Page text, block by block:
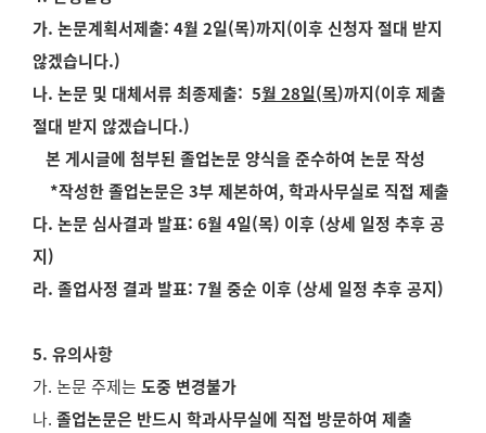
가. 논문계획서제출: 4월 2일(목)까지(이후 신청자 절대 받지
않겠습니다.)
나. 논문 및 대체서류 최종제출: 5월 28일(목)까지(이후 제출
절대 받지 않겠습니다.)
본 게시글에 첨부된 졸업논문 양식을 준수하여 논문 작성
*작성한 졸업논문은 3부 제본하여, 학과사무실로 직접 제출
다. 논문 심사결과 발표: 6월 4일(목) 이후 (상세 일정 추후 공
지)
라. 졸업사정 결과 발표: 7월 중순 이후 (상세 일정 추후 공지)
5. 유의사항
가. 논문 주제는 도중 변경불가
나. 졸업논문은 반드시 학과사무실에 직접 방문하여 제출